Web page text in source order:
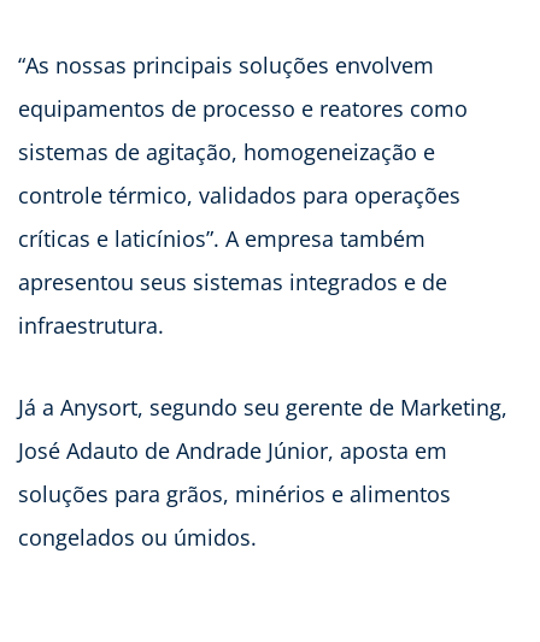
“As nossas principais soluções envolvem
equipamentos de processo e reatores como
sistemas de agitação, homogeneização e
controle térmico, validados para operações
críticas e laticínios”. A empresa também
apresentou seus sistemas integrados e de
infraestrutura.
Já a Anysort, segundo seu gerente de Marketing,
José Adauto de Andrade Júnior, aposta em
soluções para grãos, minérios e alimentos
congelados ou úmidos.